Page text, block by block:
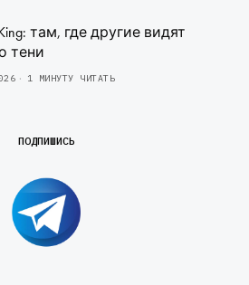
там, где другие видят
тени
1 МИНУТУ ЧИТАТЬ
ПОДПИШИСЬ